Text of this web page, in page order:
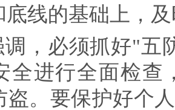
底线的基础上，
调，必须抓好"五
全进行全面检查
。 要保护好个